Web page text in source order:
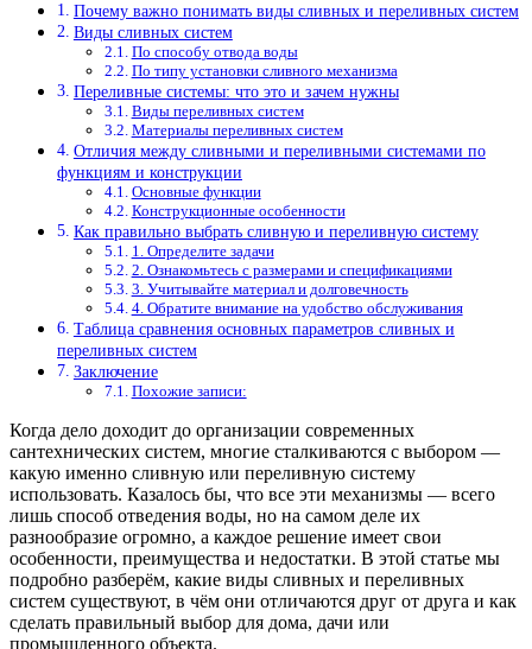
Почему важно понимать виды сливных и переливных систем
Виды сливных систем
По способу отвода воды
По типу установки сливного механизма
Переливные системы: что это и зачем нужны
Виды переливных систем
Материалы переливных систем
Отличия между сливными и переливными системами по
функциям и конструкции
Основные функции
Конструкционные особенности
Как правильно выбрать сливную и переливную систему
1. Определите задачи
2. Ознакомьтесь с размерами и спецификациями
3. Учитывайте материал и долговечность
4. Обратите внимание на удобство обслуживания
Таблица сравнения основных параметров сливных и
переливных систем
Заключение
Похожие записи:
Когда дело доходит до организации современных
сантехнических систем, многие сталкиваются с выбором —
какую именно сливную или переливную систему
использовать. Казалось бы, что все эти механизмы — всего
лишь способ отведения воды, но на самом деле их
разнообразие огромно, а каждое решение имеет свои
особенности, преимущества и недостатки. В этой статье мы
подробно разберём, какие виды сливных и переливных
систем существуют, в чём они отличаются друг от друга и как
сделать правильный выбор для дома, дачи или
промышленного объекта.